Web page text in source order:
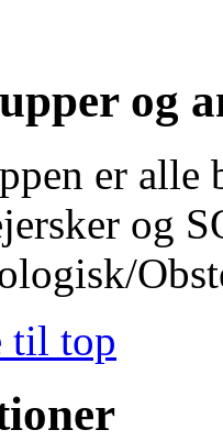
og
er alle
og
til top